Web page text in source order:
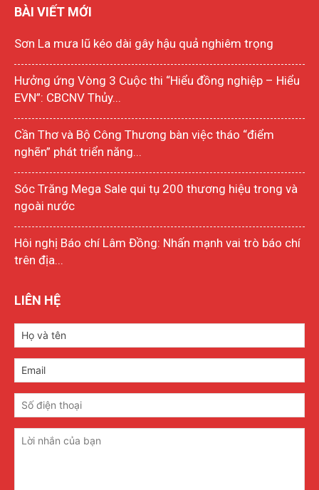
BÀI VIẾT MỚI
Sơn La mưa lũ kéo dài gây hậu quả nghiêm trọng
Hưởng ứng Vòng 3 Cuộc thi “Hiểu đồng nghiệp – Hiểu
EVN”: CBCNV Thủy...
Cần Thơ và Bộ Công Thương bàn việc tháo “điểm
nghẽn” phát triển năng...
Sóc Trăng Mega Sale qui tụ 200 thương hiệu trong và
ngoài nước
Hôi nghị Báo chí Lâm Đồng: Nhấn mạnh vai trò báo chí
trên địa...
LIÊN HỆ